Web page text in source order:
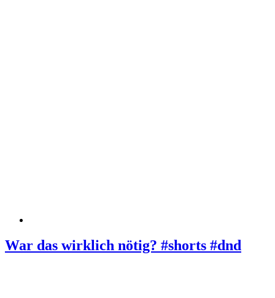
War das wirklich nötig? #shorts #dnd